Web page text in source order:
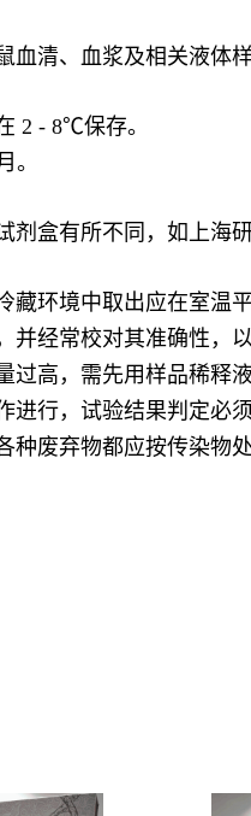
血清、血浆及相关液体
2 - 8℃保存。
。
剂盒有所不同，如上海
藏环境中取出应在室温
并经常校对其准确性，
过高，需先用样品稀释
进行，试验结果判定必
种废弃物都应按传染物